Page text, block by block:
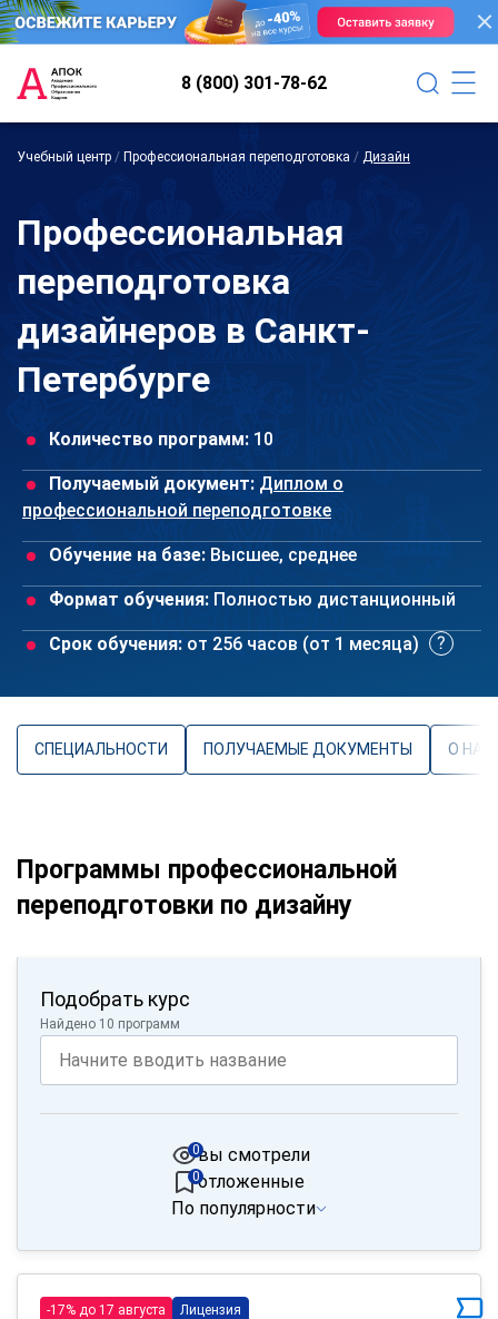
8 (800) 301-78-62
Учебный центр / Профессиональная переподготовка / Дизайн
Профессиональная
переподготовка
дизайнеров в Санкт-
Петербурге
Количество программ: 10
Получаемый документ: Диплом о
профессиональной переподготовке
Обучение на базе: Высшее, среднее
Формат обучения: Полностью дистанционный
Срок обучения: от 256 часов (от 1 месяца)
СПЕЦИАЛЬНОСТИ ПОЛУЧАЕМЫЕ ДОКУМЕНТЫ О
Программы профессиональной
переподготовки по дизайну
Подобрать курс
Найдено 10 программ
вы смотрели
0
отложенные
0
По популярности
-17% до 17 августа Лицензия